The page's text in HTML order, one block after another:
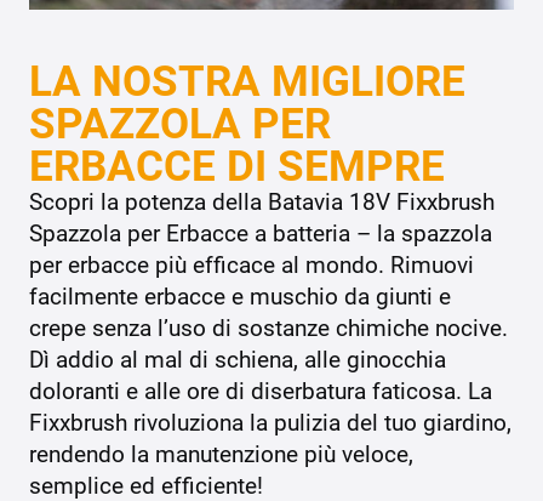
LA NOSTRA MIGLIORE
SPAZZOLA PER
ERBACCE DI SEMPRE
Scopri la potenza della Batavia 18V Fixxbrush
Spazzola per Erbacce a batteria – la spazzola
per erbacce più efficace al mondo. Rimuovi
facilmente erbacce e muschio da giunti e
crepe senza l’uso di sostanze chimiche nocive.
Dì addio al mal di schiena, alle ginocchia
doloranti e alle ore di diserbatura faticosa. La
Fixxbrush rivoluziona la pulizia del tuo giardino,
rendendo la manutenzione più veloce,
semplice ed efficiente!